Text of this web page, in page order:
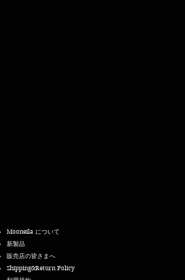
Mooneila について
新製品
販売店の皆さまへ
Shipping&Return Policy